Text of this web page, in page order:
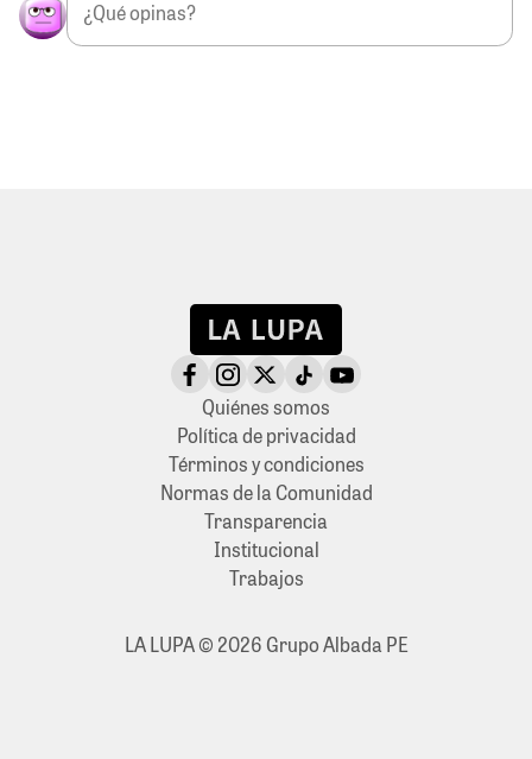
Quiénes somos
Política de privacidad
Términos y condiciones
Normas de la Comunidad
Transparencia
Institucional
Trabajos
LA LUPA © 2026 Grupo Albada PE